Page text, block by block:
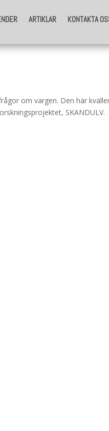
ARTIKLAR KONTAKTA
ARTIKLAR KONTAKTA
om vargen. Den här
SKANDULV.